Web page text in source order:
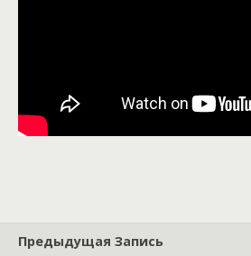
Предыдущая Запись